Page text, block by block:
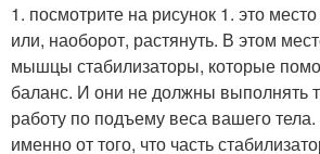
1. посмотрите на рисунок 1. это
или, наоборот, растянуть. В этом
мышцы стабилизаторы, которые
баланс. И они не должны выполнять
работу по подъему веса вашего
именно от того, что часть